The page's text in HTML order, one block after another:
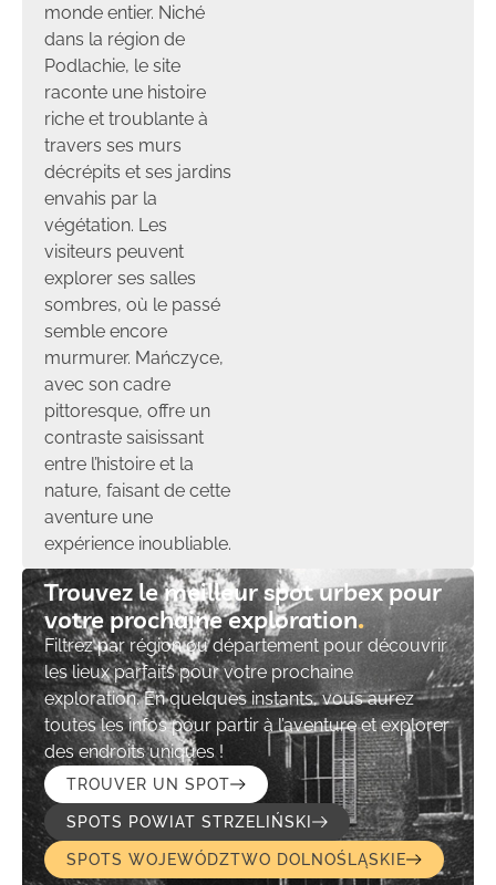
monde entier. Niché
dans la région de
Podlachie, le site
raconte une histoire
riche et troublante à
travers ses murs
décrépits et ses jardins
envahis par la
végétation. Les
visiteurs peuvent
explorer ses salles
sombres, où le passé
semble encore
murmurer. Mańczyce,
avec son cadre
pittoresque, offre un
contraste saisissant
entre l’histoire et la
nature, faisant de cette
aventure une
expérience inoubliable.
Trouvez le meilleur spot urbex pour
votre prochaine exploration​
Filtrez par région ou département pour découvrir
les lieux parfaits pour votre prochaine
exploration. En quelques instants, vous aurez
toutes les infos pour partir à l’aventure et explorer
des endroits uniques !
TROUVER UN SPOT
SPOTS POWIAT STRZELIŃSKI
SPOTS WOJEWÓDZTWO DOLNOŚLĄSKIE